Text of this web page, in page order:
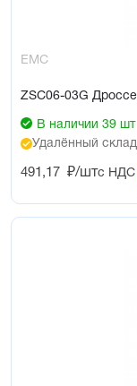
EMC
ZSC06-03G
В наличии 39 шт
Удалённый
491,17 ₽/штс НДС